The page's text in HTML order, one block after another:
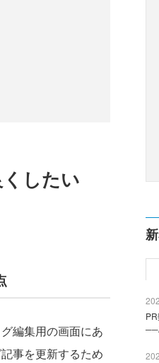
したい
編集用の画面にあ
事を更新するため